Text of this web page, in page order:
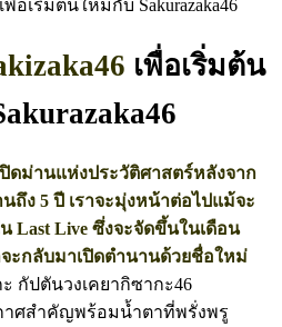
เพื่อเริ่มต้น
ดม่านแห่งประวัติศาสตร์หลังจาก
ถึง 5 ปี เราจะมุ่งหน้าต่อไปแม้จะ
Last Live ซึ่งจะจัดขึ้นในเดือน
ะกลับมาเปิดตำนานด้วยชื่อใหม่
กัปตันวงเคยากิซากะ46
กาศสำคัญพร้อมน้ำตาที่พรั่งพรู